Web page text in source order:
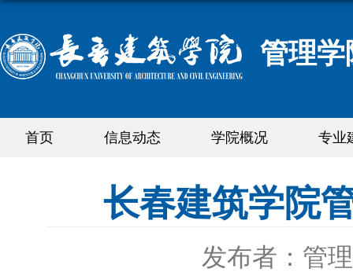
管理学
首页 信息动态 学院概况 专业
长春建筑学院
发布者：管